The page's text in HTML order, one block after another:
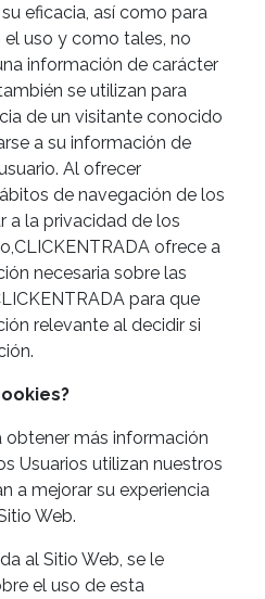
eficacia, así como para
uso y como tales, no
información de carácter
se utilizan para
de un visitante conocido
a su información de
Al ofrecer
de navegación de los
a la privacidad de los
ofrece a
necesaria sobre las
para que
relevante al decidir si
más información
Usuarios utilizan nuestros
a mejorar su experiencia
Web.
al Sitio Web, se le
el uso de esta